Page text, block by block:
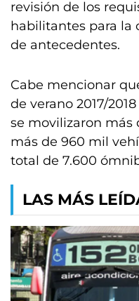
revisión de los
habilitantes para la
de antecedentes.
Cabe mencionar
de verano 2017/2018
se movilizaron más
más de 960 mil
total de 7.600
LAS MÁS